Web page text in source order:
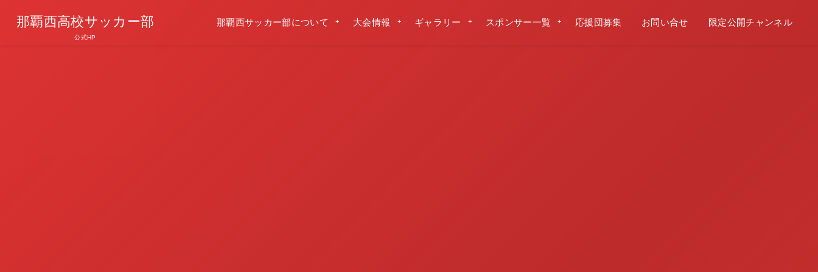
那覇西高校サッカー部
公式HP
那覇西サッカー部について 大会情報 ギャラリー スポンサー一覧 応援団募集 お問い合せ 限定公開チャンネル